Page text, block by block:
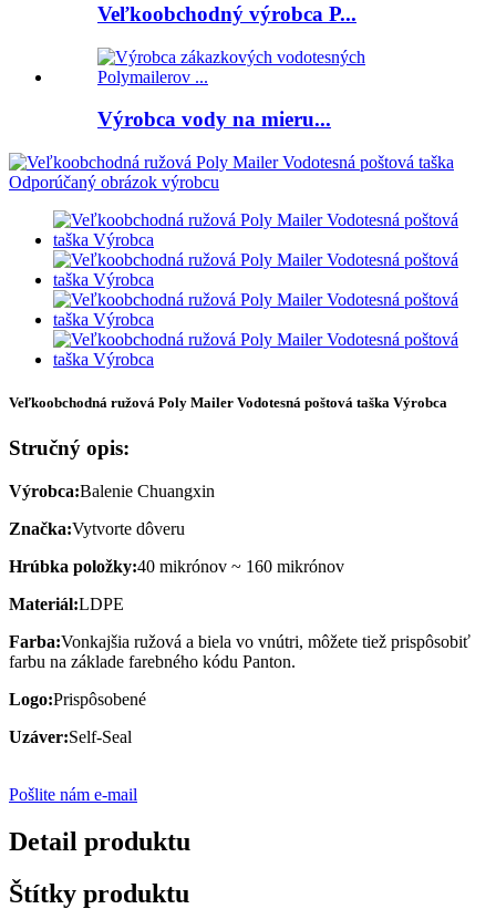
Veľkoobchodný výrobca P...
Výrobca vody na mieru...
Veľkoobchodná ružová Poly Mailer Vodotesná poštová taška Výrobca
Stručný opis:
Výrobca:Balenie Chuangxin
Značka:Vytvorte dôveru
Hrúbka položky:40 mikrónov ~ 160 mikrónov
Materiál:LDPE
Farba:Vonkajšia ružová a biela vo vnútri, môžete tiež prispôsobiť
farbu na základe farebného kódu Panton.
Logo:Prispôsobené
Uzáver:Self-Seal
Pošlite nám e-mail
Detail produktu
Štítky produktu